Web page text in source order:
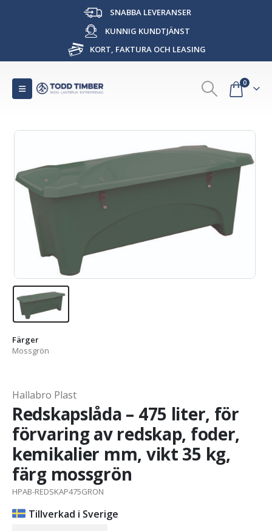
SNABBA LEVERANSER
KUNNIG KUNDTJÄNST
KORT, FAKTURA OCH LEASING
0
Färger
Mossgrön
Hallabro Plast
Redskapslåda – 475 liter, för
förvaring av redskap, foder,
kemikalier mm, vikt 35 kg,
färg mossgrön
HPAB-REDSKAP475GRON
Tillverkad i Sverige